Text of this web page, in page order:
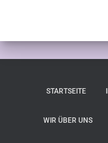
STARTSEITE
WIR ÜBER UNS